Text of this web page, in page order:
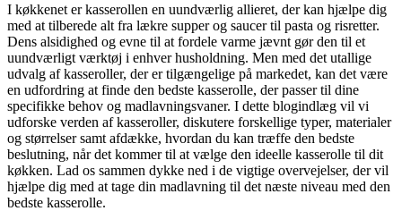
I køkkenet er kasserollen en uundværlig allieret, der kan hjælpe dig
med at tilberede alt fra lækre supper og saucer til pasta og risretter.
Dens alsidighed og evne til at fordele varme jævnt gør den til et
uundværligt værktøj i enhver husholdning. Men med det utallige
udvalg af kasseroller, der er tilgængelige på markedet, kan det være
en udfordring at finde den bedste kasserolle, der passer til dine
specifikke behov og madlavningsvaner. I dette blogindlæg vil vi
udforske verden af kasseroller, diskutere forskellige typer, materialer
og størrelser samt afdække, hvordan du kan træffe den bedste
beslutning, når det kommer til at vælge den ideelle kasserolle til dit
køkken. Lad os sammen dykke ned i de vigtige overvejelser, der vil
hjælpe dig med at tage din madlavning til det næste niveau med den
bedste kasserolle.